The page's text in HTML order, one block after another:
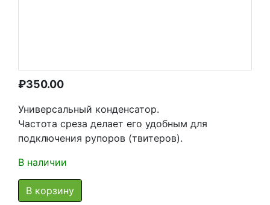
₽350.00
Универсальный конденсатор.
Частота среза делает его удобным для
подключения рупоров (твитеров).
В наличии
В корзину